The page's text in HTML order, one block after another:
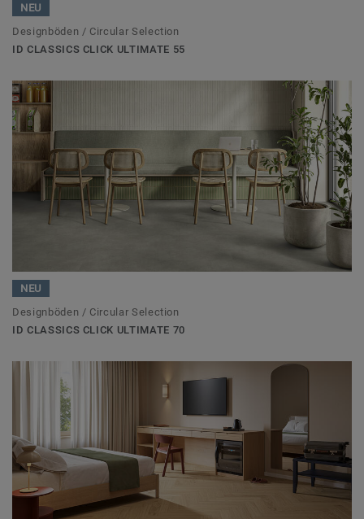
NEU
Designböden / Circular Selection
ID CLASSICS CLICK ULTIMATE 55
NEU
Designböden / Circular Selection
ID CLASSICS CLICK ULTIMATE 70